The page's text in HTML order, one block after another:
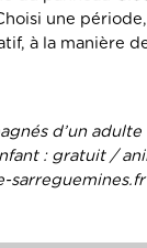
une
à la manière
d’un adulte
: gratuit /